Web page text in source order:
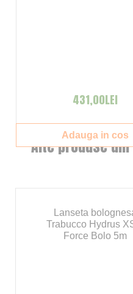
Alte produse
Lanseta
Trabucco Hydrus
Force Bolo 5m
431,00LEI
Adauga in cos